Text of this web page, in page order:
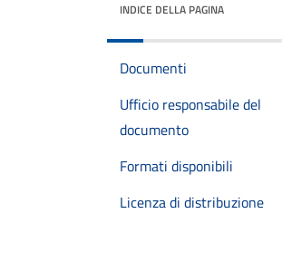
INDICE DELLA PAGINA
Documenti
Ufficio responsabile del
documento
Formati disponibili
Licenza di distribuzione